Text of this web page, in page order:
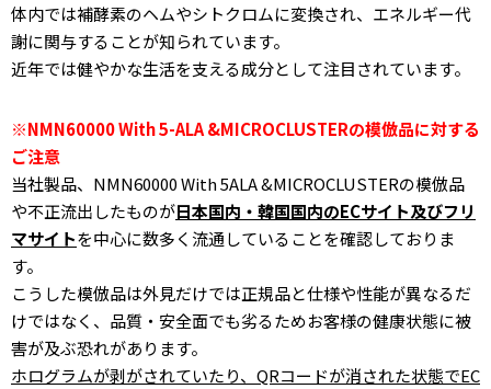
体内では補酵素のヘムやシトクロムに変換され、エネルギー代
謝に関与することが知られています。
近年では健やかな生活を支える成分として注目されています。
※NMN60000 With 5-ALA &MICROCLUSTERの模倣品に対する
ご注意
当社製品、NMN60000 With 5ALA &MICROCLUSTERの模倣品
や不正流出したものが日本国内・韓国国内のECサイト及びフリ
マサイトを中心に数多く流通していることを確認しておりま
す。
こうした模倣品は外見だけでは正規品と仕様や性能が異なるだ
けではなく、品質・安全面でも劣るためお客様の健康状態に被
害が及ぶ恐れがあります。
ホログラムが剥がされていたり、QRコードが消された状態でEC